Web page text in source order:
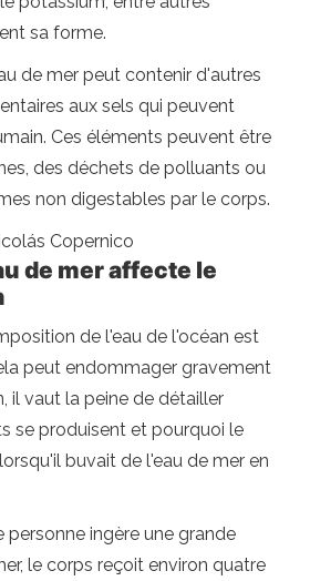
sa forme.
de mer peut contenir d'autres
aux sels qui peuvent
Ces éléments peuvent être
des déchets de polluants ou
non digestables par le corps.
Copernico
de mer affecte le
de l'eau de l'océan est
peut endommager gravement
il vaut la peine de détailler
se produisent et pourquoi le
buvait de l'eau de mer en
ingère une grande
le corps reçoit environ quatre